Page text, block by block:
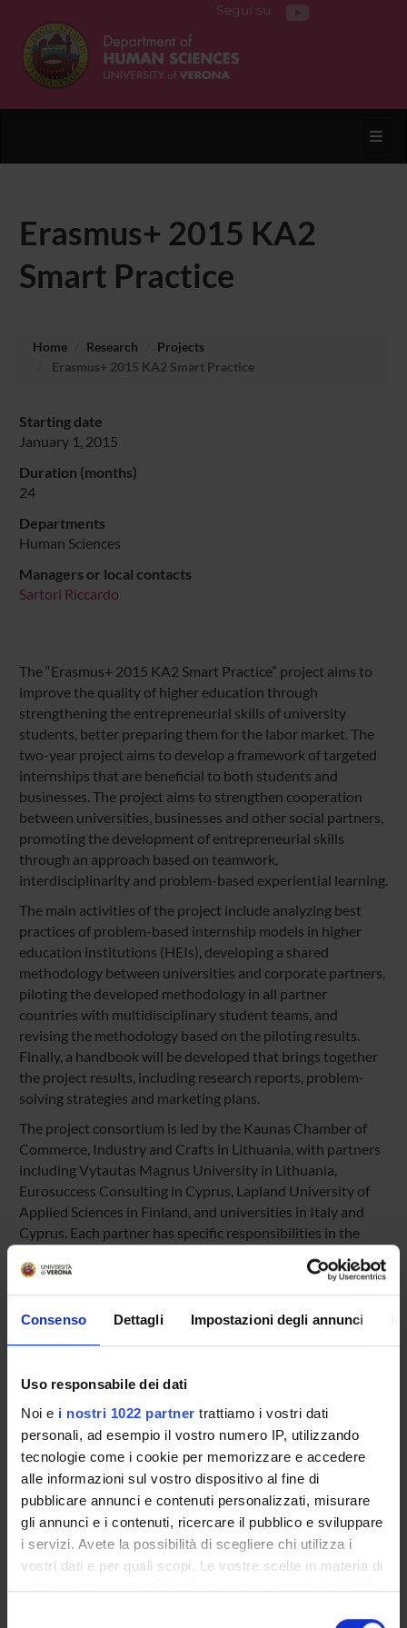
Consenso Dettagli Impostazioni degli annunci
Uso responsabile dei dati
Noi e i nostri 1022 partner trattiamo i vostri dati
personali, ad esempio il vostro numero IP, utilizzando
tecnologie come i cookie per memorizzare e accedere
alle informazioni sul vostro dispositivo al fine di
pubblicare annunci e contenuti personalizzati, misurare
gli annunci e i contenuti, ricercare il pubblico e sviluppare
i servizi. Avete la possibilità di scegliere chi utilizza i
vostri dati e per quali scopi. Le vostre scelte in materia di
privacy sono applicabili solo su questa proprietà digitale
Segui su
Erasmus+ 2015 KA2
Smart Practice
Home Research
Projects
Erasmus+ 2015 KA2 Smart Practice
Starting date
January 1, 2015
Duration (months)
24
Departments
Human Sciences
Managers or local contacts
Sartori Riccardo
The “Erasmus+ 2015 KA2 Smart Practice” project aims to
improve the quality of higher education through
strengthening the entrepreneurial skills of university
students, better preparing them for the labor market. The
two-year project aims to develop a framework of targeted
internships that are beneficial to both students and
businesses. The project aims to strengthen cooperation
between universities, businesses and other social partners,
promoting the development of entrepreneurial skills
through an approach based on teamwork,
interdisciplinarity and problem-based experiential learning.
The main activities of the project include analyzing best
practices of problem-based internship models in higher
education institutions (HEIs), developing a shared
methodology between universities and corporate partners,
piloting the developed methodology in all partner
countries with multidisciplinary student teams, and
revising the methodology based on the piloting results.
Finally, a handbook will be developed that brings together
the project results, including research reports, problem-
solving strategies and marketing plans.
The project consortium is led by the Kaunas Chamber of
Commerce, Industry and Crafts in Lithuania, with partners
including Vytautas Magnus University in Lithuania,
Eurosuccess Consulting in Cyprus, Lapland University of
Applied Sciences in Finland, and universities in Italy and
Cyprus. Each partner has specific responsibilities in the
practice analysis to leading the process of developing,
testing and reviewing the methodology and writing the
final manual.
The project also includes dissemination events such as
partner country to share knowledge and experience and
obtain feedback on project results. The Kaunas Chamber of
Commerce is in charge of project management, while
quality assurance is handled by Eurosuccess Consulting.
The various dissemination activities and events are
coordinated by Vytautas Magnus University.
PROJECT PARTICIPANTS